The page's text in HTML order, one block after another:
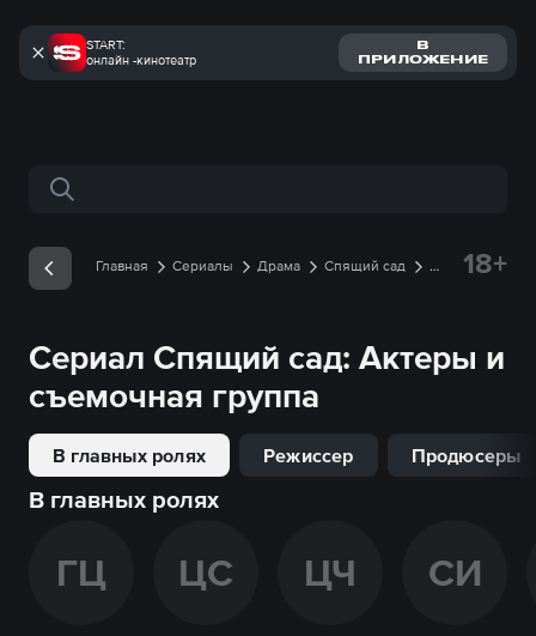
START:
онлайн -кинотеатр
В
ПРИЛОЖЕНИЕ
Поиск по сайту
Главная Сериалы Драма
Спящий сад
18+
Сериал Спящий сад: Актеры и
съемочная группа
В главных ролях Режиссер Продюсеры
В главных ролях
ГЦ ЦС ЦЧ СИ